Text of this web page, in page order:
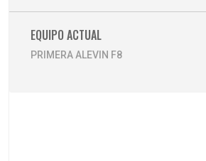
EQUIPO ACTUAL
PRIMERA ALEVIN F8